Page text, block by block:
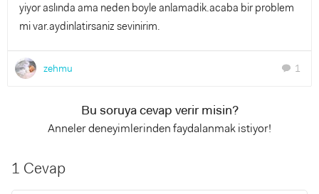
yiyor aslında ama neden boyle anlamadik.acaba bir problem
mi var.aydinlatirsaniz sevinirim.
zehmu chat 1
Bu soruya cevap verir misin?
Anneler deneyimlerinden faydalanmak istiyor!
1 Cevap